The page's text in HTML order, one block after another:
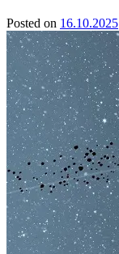
Posted on 16.10.2025